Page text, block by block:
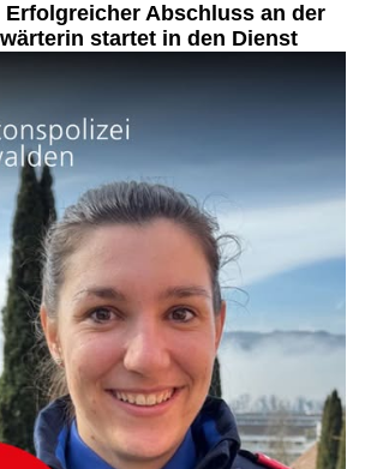
Erfolgreicher Abschluss an der
startet in den Dienst